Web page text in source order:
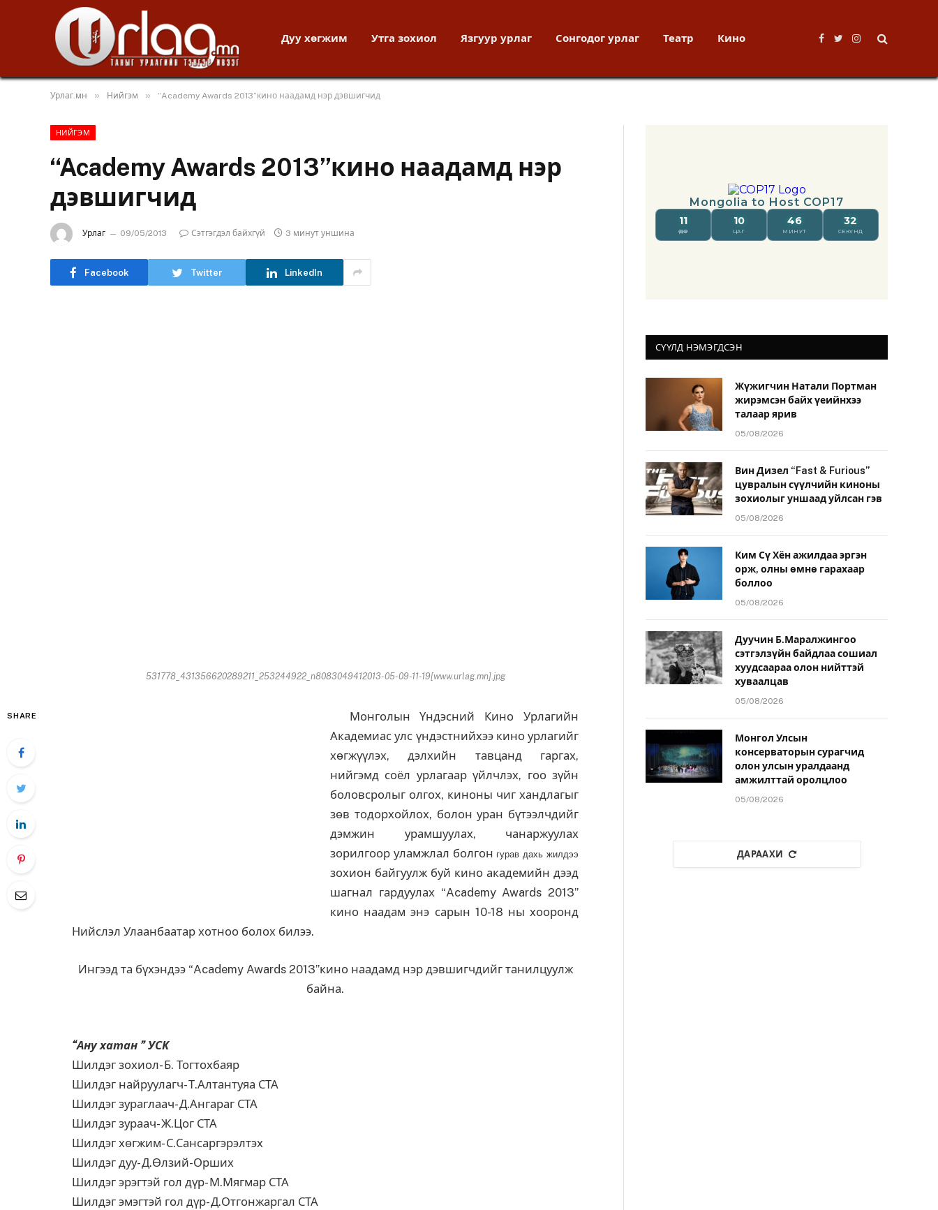
Дуу хөгжим Утга зохиол Язгуур урлаг Сонгодог урлаг Театр Кино
Facebook
TwitterInstagram
Урлаг.мн » Нийгэм » “Academy Awards 2013”кино наадамд нэр дэвшигчид
НИЙГЭМ
“Academy Awards 2013”кино наадамд нэр
дэвшигчид
Урлаг 09/05/2013 Сэтгэгдэл байхгүй 3 минут уншина
Facebook Twitter LinkedIn
531778_431356620289211_253244922_n8083049412013-05-09-11-19[www.urlag.mn].jpg
SHARE
Монголын Үндэсний Кино Урлагийн
Академиас улс үндэстнийхээ кино урлагийг
хөгжүүлэх, дэлхийн тавцанд гаргах,
нийгэмд соёл урлагаар үйлчлэх, гоо зүйн
боловсролыг олгох, киноны чиг хандлагыг
зөв тодорхойлох, болон уран бүтээлчдийг
дэмжин урамшуулах, чанаржуулах
зорилгоор уламжлал болгон гурав дахь жилдээ
зохион байгуулж буй кино академийн дээд
шагнал гардуулах “Academy Awards 2013”
кино наадам энэ сарын 10-18 ны хооронд
Нийслэл Улаанбаатар хотноо болох билээ.
Ингээд та бүхэндээ “Academy Awards 2013”кино наадамд нэр дэвшигчдийг танилцуулж
байна.
“Ану хатан ” УСК
Шилдэг зохиол- Б. Тогтохбаяр
Шилдэг найруулагч- Т.Алтантуяа СТА
Шилдэг зураглаач- Д.Ангараг СТА
Шилдэг зураач- Ж.Цог СТА
Шилдэг хөгжим- С.Сансаргэрэлтэх
Шилдэг дуу- Д.Өлзий-Орших
Шилдэг эрэгтэй гол дүр- М.Мягмар СТА
Шилдэг эмэгтэй гол дүр- Д.Отгонжаргал СТА
СҮҮЛД НЭМЭГДСЭН
Жүжигчин Натали Портман
жирэмсэн байх үеийнхээ
талаар ярив
05/08/2026
Вин Дизел “Fast & Furious”
цувралын сүүлчийн киноны
зохиолыг уншаад уйлсан гэв
05/08/2026
Ким Сү Хён ажилдаа эргэн
орж, олны өмнө гарахаар
боллоо
05/08/2026
Дуучин Б.Маралжингоо
сэтгэлзүйн байдлаа сошиал
хуудсаараа олон нийттэй
хуваалцав
05/08/2026
Монгол Улсын
консерваторын сурагчид
олон улсын уралдаанд
амжилттай оролцлоо
05/08/2026
ДАРААХИ